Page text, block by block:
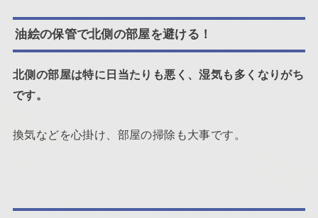
油絵の保管で北側の部屋を避ける！
北側の部屋は特に日当たりも悪く、湿気も多くなりがち
です。
換気などを心掛け、部屋の掃除も大事です。